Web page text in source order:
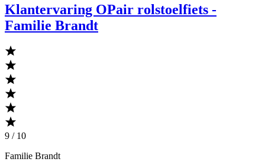
Klantervaring OPair rolstoelfiets -
Familie Brandt
9 / 10
Familie Brandt